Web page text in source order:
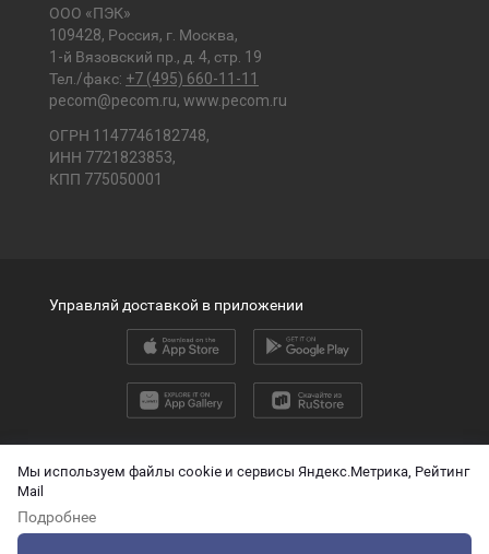
Мы используем файлы cookie и сервисы Яндекс.Метрика, Рейтинг
Mail
Подробнее
ООО «ПЭК»
109428, Россия, г. Москва,
1-й Вязовский пр., д. 4, стр. 19
Тел./факс: +7 (495) 660-11-11
pecom@pecom.ru, www.pecom.ru
ОГРН 1147746182748,
ИНН 7721823853,
КПП 775050001
2026 © ООО «ПЭК»
О защите персональных данных
Управляй доставкой в приложении